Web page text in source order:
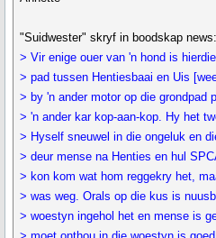
"Suidwester" skryf in boodskap
> Vir enige ouer van 'n hond is
> pad tussen Hentiesbaai en Uis
> by 'n ander motor op die grondpad
> 'n ander kar kop-aan-kop. Hy het
> Hyself sneuwel in die ongeluk en
> deur mense na Henties en hul
> kon kom wat hom reggekry het,
> was weg. Orals op die kus is
> woestyn ingehol het en mense is